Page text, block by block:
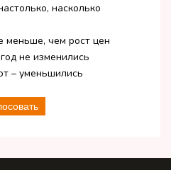
насколько
меньше, чем рост цен
не изменились
– уменьшились